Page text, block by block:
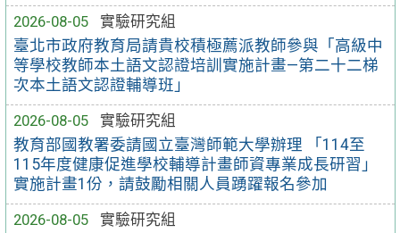
2026-08-05
實驗研究組
臺北市政府教育局請貴校積極薦派教師參與「高級中
等學校教師本土語文認證培訓實施計畫—第二十二梯
次本土語文認證輔導班」
2026-08-05
實驗研究組
教育部國教署委請國立臺灣師範大學辦理 「114至
115年度健康促進學校輔導計畫師資專業成長研習」
實施計畫1份，請鼓勵相關人員踴躍報名參加
2026-08-05
實驗研究組